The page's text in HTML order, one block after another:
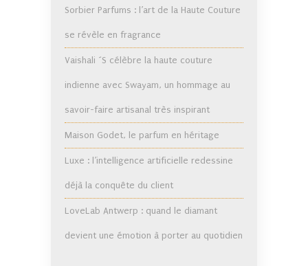
Sorbier Parfums : l’art de la Haute Couture
se révèle en fragrance
Vaishali ´S célèbre la haute couture
indienne avec Swayam, un hommage au
savoir-faire artisanal très inspirant
Maison Godet, le parfum en héritage
Luxe : l’intelligence artificielle redessine
déjà la conquête du client
LoveLab Antwerp : quand le diamant
devient une émotion à porter au quotidien